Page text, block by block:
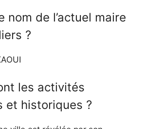
nom de l’actuel maire
?
les activités
et historiques ?